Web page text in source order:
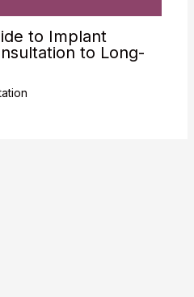
to Implant
to Long-